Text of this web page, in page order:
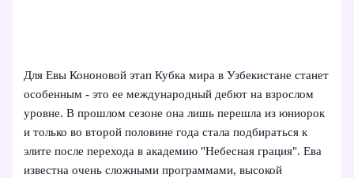
Для Евы Кононовой этап Кубка мира в Узбекистане станет
особенным - это ее международный дебют на взрослом
уровне. В прошлом сезоне она лишь перешла из юниорок
и только во второй половине года стала подбираться к
элите после перехода в академию "Небесная грация". Ева
известна очень сложными программами, высокой